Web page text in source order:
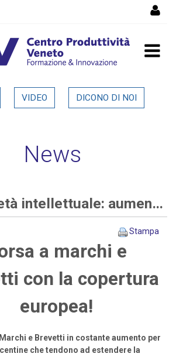
intellettuale:
allo sportello
VIDEO DICONO DI NOI
News
Proprietà intellettuale: aumentano le richieste delle aziende allo sportello del CPV
Stampa
a marchi e
con la copertura
europea!
e Brevetti in costante aumento per
che tendono ad estendere la